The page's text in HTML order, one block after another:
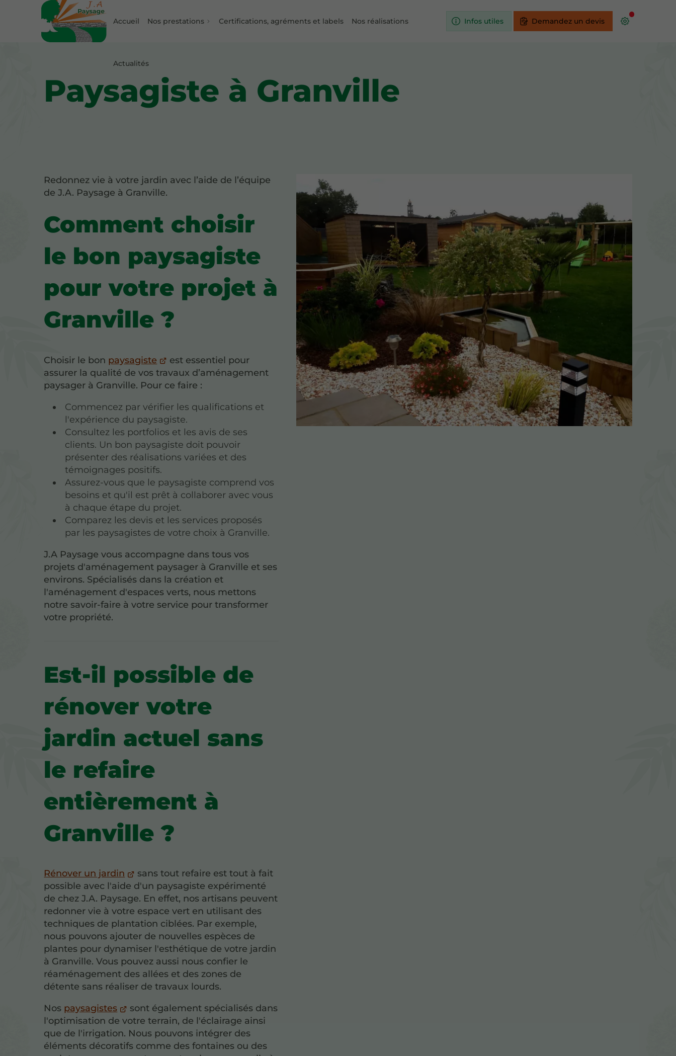
Accueil Nos prestations Certifications, agréments et labels Nos réalisations
Actualités
Infos utiles Demandez un devis
Paysagiste à Granville
Redonnez vie à votre jardin avec l’aide de l’équipe
de J.A. Paysage à Granville.
Comment choisir
le bon paysagiste
pour votre projet à
Granville ?
Choisir le bon paysagiste
est essentiel pour
assurer la qualité de vos travaux d’aménagement
paysager à Granville. Pour ce faire :
Commencez par vérifier les qualifications et
l'expérience du paysagiste.
Consultez les portfolios et les avis de ses
clients. Un bon paysagiste doit pouvoir
présenter des réalisations variées et des
témoignages positifs.
Assurez-vous que le paysagiste comprend vos
besoins et qu'il est prêt à collaborer avec vous
à chaque étape du projet.
Comparez les devis et les services proposés
par les paysagistes de votre choix à Granville.
J.A Paysage vous accompagne dans tous vos
projets d'aménagement paysager à Granville et ses
environs. Spécialisés dans la création et
l'aménagement d'espaces verts, nous mettons
notre savoir-faire à votre service pour transformer
votre propriété.
Est-il possible de
rénover votre
jardin actuel sans
le refaire
entièrement à
Granville ?
Rénover un jardin
sans tout refaire est tout à fait
possible avec l'aide d'un paysagiste expérimenté
de chez J.A. Paysage. En effet, nos artisans peuvent
redonner vie à votre espace vert en utilisant des
techniques de plantation ciblées. Par exemple,
nous pouvons ajouter de nouvelles espèces de
plantes pour dynamiser l'esthétique de votre jardin
à Granville. Vous pouvez aussi nous confier le
réaménagement des allées et des zones de
détente sans réaliser de travaux lourds.
Nos paysagistes
sont également spécialisés dans
l'optimisation de votre terrain, de l'éclairage ainsi
que de l'irrigation. Nous pouvons intégrer des
éléments décoratifs comme des fontaines ou des